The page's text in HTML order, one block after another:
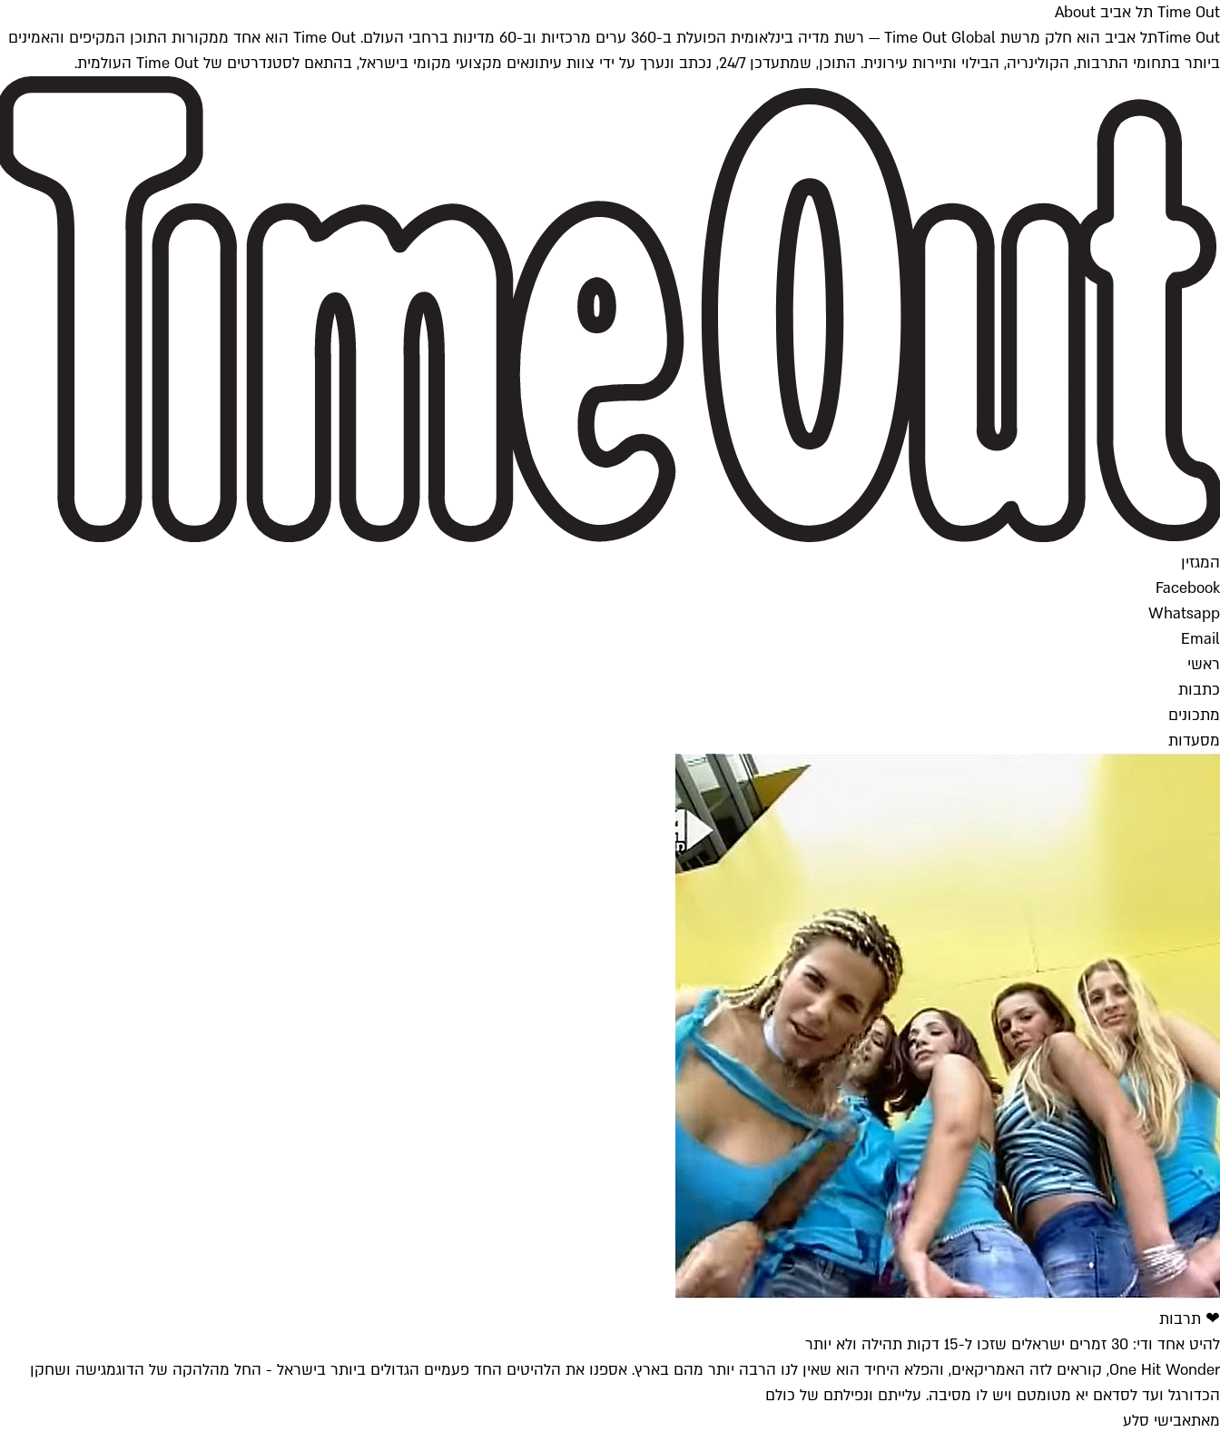
Time Out תל אביב About
Time Outתל אביב הוא חלק מרשת Time Out Global — רשת מדיה בינלאומית הפועלת ב-360 ערים מרכזיות וב-60 מדינות ברחבי העולם. Time Out הוא אחד ממקורות התוכן המקיפים והאמינים
ביותר בתחומי התרבות, הקולינריה, הבילוי ותיירות עירונית. התוכן, שמתעדכן 24/7, נכתב ונערך על ידי צוות עיתונאים מקצועי מקומי בישראל, בהתאם לסטנדרטים של Time Out העולמית.
המגזין
Facebook
Whatsapp
Email
ראשי
כתבות
מתכונים
מסעדות
❤ תרבות
להיט אחד ודי: 30 זמרים ישראלים שזכו ל-15 דקות תהילה ולא יותר
One Hit Wonder, קוראים לזה האמריקאים, והפלא היחיד הוא שאין לנו הרבה יותר מהם בארץ. אספנו את הלהיטים החד פעמיים הגדולים ביותר בישראל - החל מהלהקה של הדוגמגישה ושחקן
הכדורגל ועד לסדאם יא מטומטם ויש לו מסיבה. עלייתם ונפילתם של כולם
מאתאבישי סלע